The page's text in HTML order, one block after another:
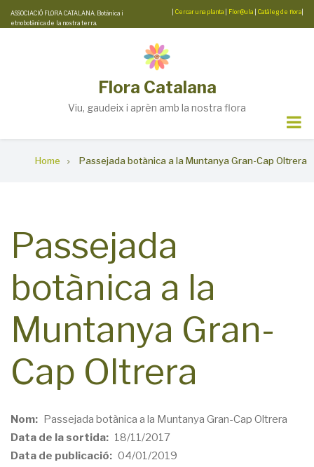
Skip
to
ASSOCIACIÓ FLORA CATALANA. Botànica i
etnobotànica de la nostra terra.
Cercar una planta Flor@ula Catàleg de flora
Flora Catalana
Viu, gaudeix i aprèn amb la nostra flora
Home Passejada botànica a la Muntanya Gran-Cap Oltrera
Passejada
botànica a la
Muntanya Gran-
Cap Oltrera
Nom
Passejada botànica a la Muntanya Gran-Cap Oltrera
Data de la sortida
18/11/2017
Data de publicació
04/01/2019